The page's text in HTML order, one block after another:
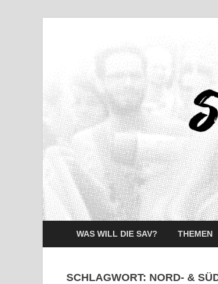
WAS WILL DIE SAV? THEMEN
SCHLAGWORT: NORD- &